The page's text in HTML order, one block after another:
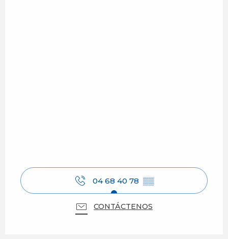
04 68 40 78 ▒▒
CONTÁCTENOS